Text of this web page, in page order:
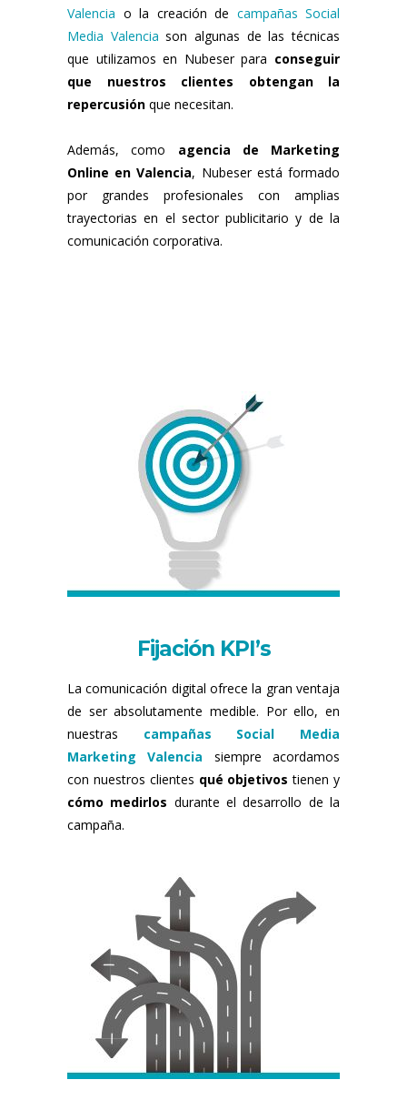
Valencia o la creación de campañas Social
Media Valencia son algunas de las técnicas
que utilizamos en Nubeser para conseguir
que nuestros clientes obtengan la
repercusión que necesitan.
Además, como agencia de Marketing
Online en Valencia, Nubeser está formado
por grandes profesionales con amplias
trayectorias en el sector publicitario y de la
comunicación corporativa.
Fijación KPI’s
La comunicación digital ofrece la gran ventaja
de ser absolutamente medible. Por ello, en
nuestras campañas Social Media
Marketing Valencia siempre acordamos
con nuestros clientes qué objetivos tienen y
cómo medirlos durante el desarrollo de la
campaña.